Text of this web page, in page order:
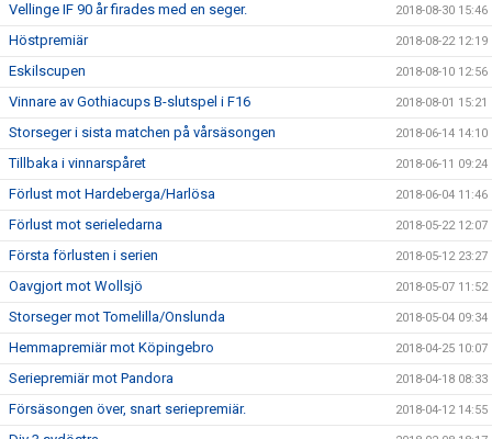
Vellinge IF 90 år firades med en seger. 2018-08-30 15:46
Höstpremiär 2018-08-22 12:19
Eskilscupen 2018-08-10 12:56
Vinnare av Gothiacups B-slutspel i F16 2018-08-01 15:21
Storseger i sista matchen på vårsäsongen 2018-06-14 14:10
Tillbaka i vinnarspåret 2018-06-11 09:24
Förlust mot Hardeberga/Harlösa 2018-06-04 11:46
Förlust mot serieledarna 2018-05-22 12:07
Första förlusten i serien 2018-05-12 23:27
Oavgjort mot Wollsjö 2018-05-07 11:52
Storseger mot Tomelilla/Onslunda 2018-05-04 09:34
Hemmapremiär mot Köpingebro 2018-04-25 10:07
Seriepremiär mot Pandora 2018-04-18 08:33
Försäsongen över, snart seriepremiär. 2018-04-12 14:55